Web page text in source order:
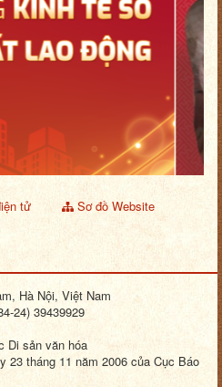
tử
Sơ đồ Website
Hà Nội, Việt Nam
24) 39439929